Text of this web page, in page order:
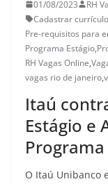
01/08/2023
RH
Cadastrar currículo
Pre-requisitos para
Programa Estágio,
RH Vagas Online,
vagas rio de janeiro,
Itaú
Estágio e
O Itaú Unibanco